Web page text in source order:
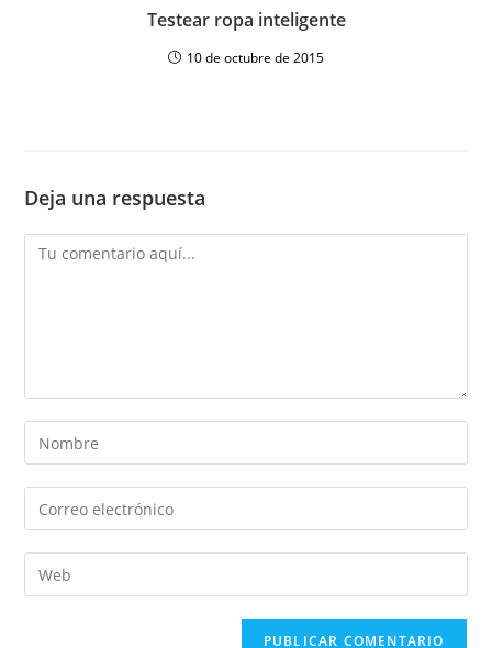
Testear ropa inteligente
10 de octubre de 2015
Deja una respuesta